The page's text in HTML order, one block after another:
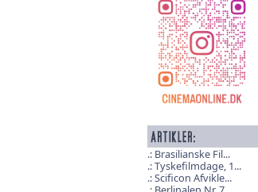
Brasilianske Fil...
Tyskefilmdage, 1...
Scificon Afvikle...